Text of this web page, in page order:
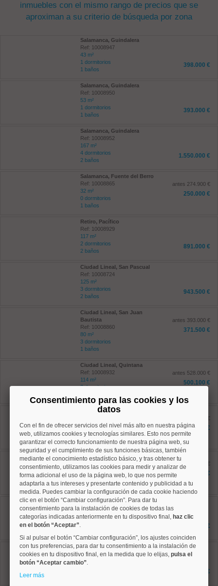
inmuebles con el mismo rango de precios que se
aproximan a su criterio de búsqueda por zona
Salamanca, Guindalera
Ref: 10008947
43 m²
1 dormitorios
1 baños
398.000 €
Salamanca, Guindalera
Ref: 10008950
53 m²
1 dormitorios
1 baños
393.000 €
Salamanca, Guindalera
Ref: 10008952
167 m²
4 dormitorios
2 baños
1.550.000 €
Salamanca, Fuente del Berro
Ref: 10008865
32 m²
0 dormitorios
1 baños
antes 274.900 €
250.000 €
Retiro, Pacífico
Ref: 10008929
117 m²
2 dormitorios
2 baños
891.000 €
Ciudad Lineal, San Pascual
Ref: 10008724
125 m²
3 dormitorios
2 baños
943.500 €
Ciudad Lineal, San Juan
Bautista
Ref: 10008860
80 m²
3 dormitorios
1 baños
antes 393.000 €
371.500 €
Ciudad Lineal, Quintana
Ref: 10008932
114 m²
3 dormitorios
antes 528.000 €
500.100 €
Ciudad Lineal, Quintana
310 m²
4 dormitorios
1 baños
antes 776.500 €
739.000 €
Ciudad Lineal, Costillares
135 m²
3 dormitorios
2 baños
antes 834.000 €
788.000 €
Ciudad Lineal, Concepción
Ref: 10008901
275 m²
1.150.000 €
Ciudad Lineal, Concepción
Ref: 10008922
110 m²
594.000 €
Consentimiento para las cookies y los
datos
Con el fin de ofrecer servicios del nivel más alto en nuestra página
web, utilizamos cookies y tecnologías similares. Esto nos permite
garantizar el correcto funcionamiento de nuestra página web, su
seguridad y el cumplimiento de sus funciones básicas, también
mediante el conocimiento estadístico básico, y tras obtener tu
consentimiento, utilizamos las cookies para medir y analizar de
forma adicional el uso de la página web, lo que nos permite
adaptarla a tus intereses y presentarte contenido y publicidad a tu
medida. Puedes cambiar la configuración de cada cookie haciendo
clic en el botón “Cambiar configuración”. Para dar tu
consentimiento para la instalación de cookies de todas las
categorías indicadas anteriormente en tu dispositivo final, haz clic
en el botón “Aceptar”.
Si al pulsar el botón “Cambiar configuración”, los ajustes coinciden
con tus preferencias, para dar tu consentimiento a la instalación de
cookies en tu dispositivo final, en la medida que lo elijas, pulsa el
botón “Aceptar cambio”.
Leer más